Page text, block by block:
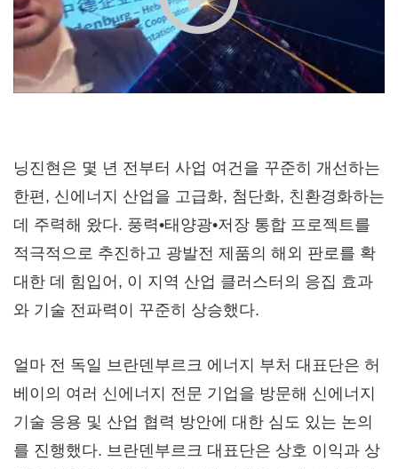
닝진현은 몇 년 전부터 사업 여건을 꾸준히 개선하는
한편, 신에너지 산업을 고급화, 첨단화, 친환경화하는
데 주력해 왔다. 풍력•태양광•저장 통합 프로젝트를
적극적으로 추진하고 광발전 제품의 해외 판로를 확
대한 데 힘입어, 이 지역 산업 클러스터의 응집 효과
와 기술 전파력이 꾸준히 상승했다.
얼마 전 독일 브란덴부르크 에너지 부처 대표단은 허
베이의 여러 신에너지 전문 기업을 방문해 신에너지
기술 응용 및 산업 협력 방안에 대한 심도 있는 논의
를 진행했다. 브란덴부르크 대표단은 상호 이익과 상